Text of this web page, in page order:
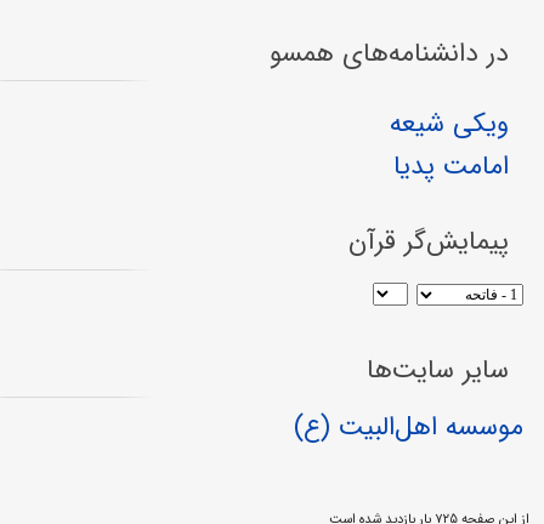
در دانشنامه‌های همسو
ویکی شیعه
امامت پدیا
پیمایش‌گر قرآن
سایر سایت‌ها
موسسه اهل‌البیت (ع)
از این صفحه ۷۲۵ بار بازدید شده است